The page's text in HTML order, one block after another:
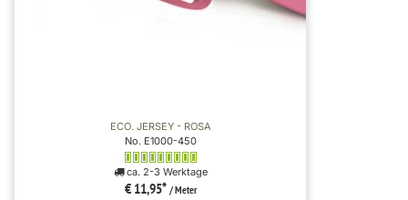
ECO. JERSEY - ROSA
No. E1000-450
ca. 2-3 Werktage
€ 11,95* / Meter